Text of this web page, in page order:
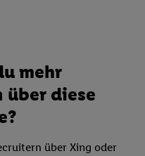
mehr
diese
über Xing oder